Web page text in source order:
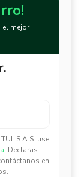
el mejor
S.A.S. use
Declaras
en